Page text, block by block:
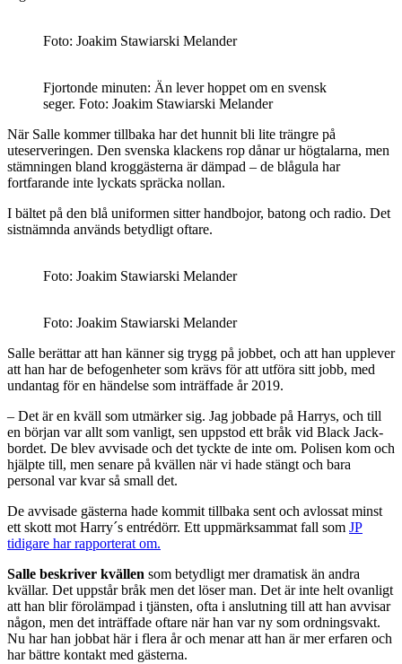
Foto: Joakim Stawiarski Melander
Fjortonde minuten: Än lever hoppet om en svensk
seger. Foto: Joakim Stawiarski Melander
När Salle kommer tillbaka har det hunnit bli lite trängre på
uteserveringen. Den svenska klackens rop dånar ur högtalarna, men
stämningen bland kroggästerna är dämpad – de blågula har
fortfarande inte lyckats spräcka nollan.
I bältet på den blå uniformen sitter handbojor, batong och radio. Det
sistnämnda används betydligt oftare.
Foto: Joakim Stawiarski Melander
Foto: Joakim Stawiarski Melander
Salle berättar att han känner sig trygg på jobbet, och att han upplever
att han har de befogenheter som krävs för att utföra sitt jobb, med
undantag för en händelse som inträffade år 2019.
– Det är en kväll som utmärker sig. Jag jobbade på Harrys, och till
en början var allt som vanligt, sen uppstod ett bråk vid Black Jack-
bordet. De blev avvisade och det tyckte de inte om. Polisen kom och
hjälpte till, men senare på kvällen när vi hade stängt och bara
personal var kvar så small det.
De avvisade gästerna hade kommit tillbaka sent och avlossat minst
ett skott mot Harry´s entrédörr. Ett uppmärksammat fall som JP
tidigare har rapporterat om.
Salle beskriver kvällen som betydligt mer dramatisk än andra
kvällar. Det uppstår bråk men det löser man. Det är inte helt ovanligt
att han blir förolämpad i tjänsten, ofta i anslutning till att han avvisar
någon, men det inträffade oftare när han var ny som ordningsvakt.
Nu har han jobbat här i flera år och menar att han är mer erfaren och
har bättre kontakt med gästerna.